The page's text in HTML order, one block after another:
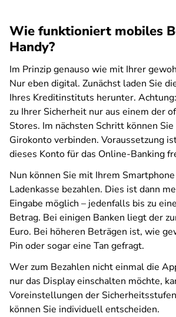
Wie funktioniert mobiles
Handy?
Im Prinzip genauso wie mit Ihrer
Nur eben digital. Zunächst laden Sie
Ihres Kreditinstituts herunter.
zu Ihrer Sicherheit nur aus einem der
Stores. Im nächsten Schritt können
Girokonto verbinden. Voraussetzung
dieses Konto für das Online-Banking
Nun können Sie mit Ihrem
Ladenkasse bezahlen. Dies ist dann
Eingabe möglich – jedenfalls bis zu
Betrag. Bei einigen Banken liegt der
Euro. Bei höheren Beträgen ist, wie
Pin oder sogar eine Tan gefragt.
Wer zum Bezahlen nicht einmal die
nur das Display einschalten möchte,
Voreinstellungen der
können Sie individuell entscheiden.